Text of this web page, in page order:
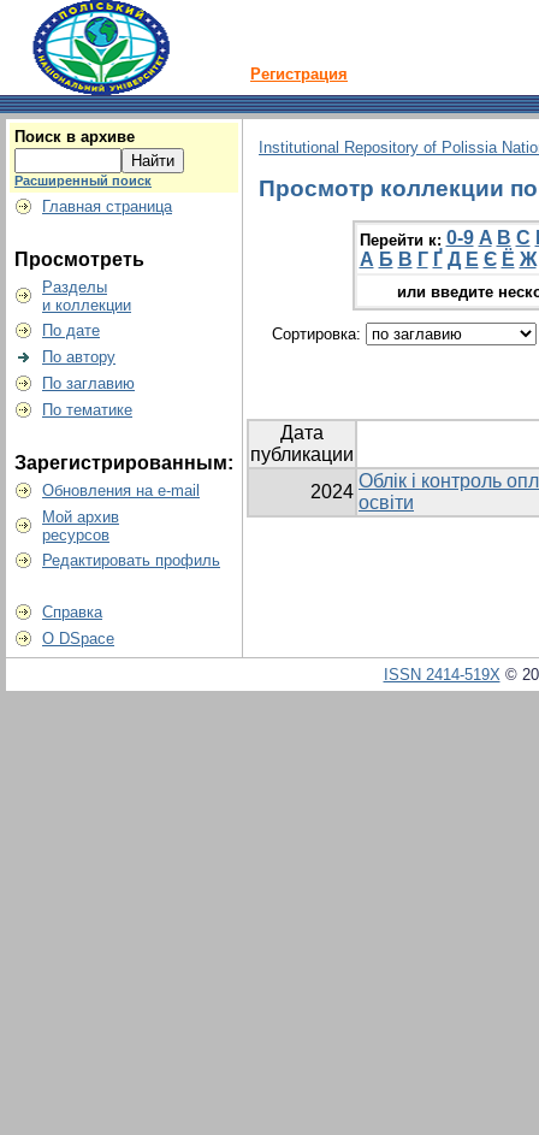
Регистрация
Поиск в архиве
Расширенный поиск
Главная страница
Просмотреть
Разделы
и коллекции
По дате
По автору
По заглавию
По тематике
Зарегистрированным:
Обновления на e-mail
Мой архив
ресурсов
Редактировать профиль
Справка
О DSpace
Institutional Repository of Polissia
Просмотр коллекции
Перейти к: 0-9 A B C
А Б В Г Ґ Д Е Є Ё Ж
или введите
Сортировка:
Дата
публикации
2024
Облік і контроль
освіти
ISSN 2414-519X©